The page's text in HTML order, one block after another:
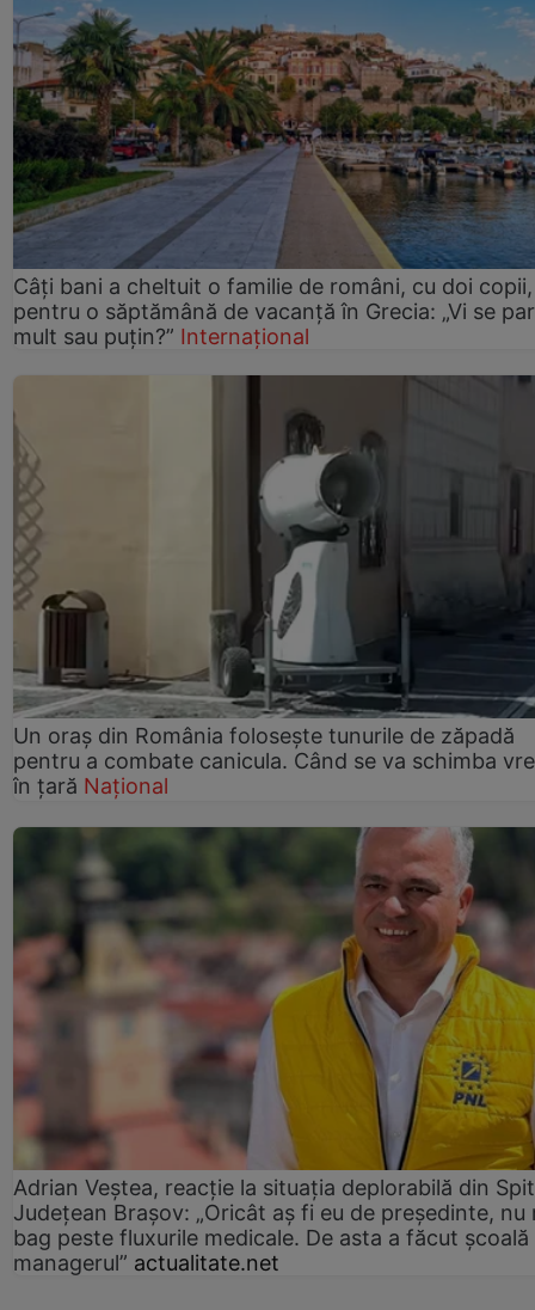
Câți bani a cheltuit o familie de români, cu doi copii,
pentru o săptămână de vacanță în Grecia: „Vi se
mult sau puțin?” Internațional
Un oraș din România folosește tunurile de zăpadă
pentru a combate canicula. Când se va schimba
în țară Național
Adrian Veștea, reacție la situația deplorabilă din
Județean Brașov: „Oricât aș fi eu de președinte, nu
bag peste fluxurile medicale. De asta a făcut școală
managerul” actualitate.net